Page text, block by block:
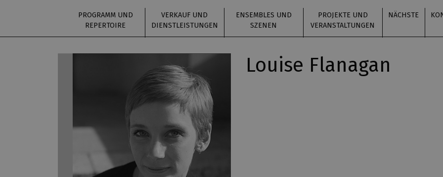
PROGRAMM UND
REPERTOIRE
VERKAUF UND
DIENSTLEISTUNGEN
ENSEMBLES UND
SZENEN
PROJEKTE UND
VERANSTALTUNGEN
NÄCHSTE
Louise Flanagan